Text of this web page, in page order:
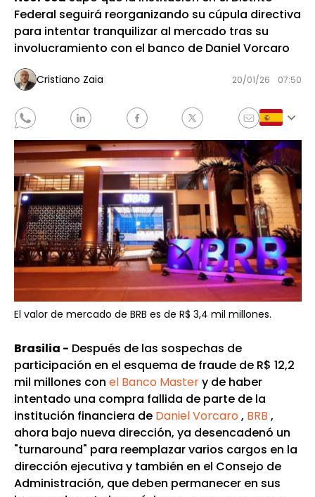
Federal seguirá reorganizando su cúpula directiva
para intentar tranquilizar al mercado tras su
involucramiento con el banco de Daniel Vorcaro
Cristiano Zaia 20/01/26 07:50
El valor de mercado de BRB es de R$ 3,4 mil millones.
Brasilia - Después de las sospechas de
participación en el esquema de fraude de R$ 12,2
mil millones con el Banco Mastery de haber
intentado una compra fallida de parte de la
institución financiera de Daniel Vorcaro, BRB ,
ahora bajo nueva dirección, ya desencadenó un
"turnaround" para reemplazar varios cargos en la
dirección ejecutiva y también en el Consejo de
Administración, que deben permanecer en sus